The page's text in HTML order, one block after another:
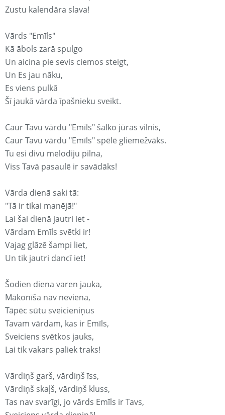
Zustu kalendāra slava!
Vārds "Emīls"
Kā ābols zarā spulgo
Un aicina pie sevis ciemos steigt,
Un Es jau nāku,
Es viens pulkā
Šī jaukā vārda īpašnieku sveikt.
Caur Tavu vārdu "Emīls" šalko jūras vilnis,
Caur Tavu vārdu "Emīls" spēlē gliemežvāks.
Tu esi divu melodiju pilna,
Viss Tavā pasaulē ir savādāks!
Vārda dienā saki tā:
"Tā ir tikai manējā!"
Lai šai dienā jautri iet -
Vārdam Emīls svētki ir!
Vajag glāzē šampi liet,
Un tik jautri dancī iet!
Šodien diena varen jauka,
Mākonīša nav neviena,
Tāpēc sūtu sveicieniņus
Tavam vārdam, kas ir Emīls,
Sveiciens svētkos jauks,
Lai tik vakars paliek traks!
Vārdiņš garš, vārdiņš īss,
Vārdiņš skaļš, vārdiņš kluss,
Tas nav svarīgi, jo vārds Emīls ir Tavs,